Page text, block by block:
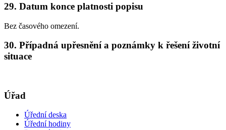
29. Datum konce platnosti popisu
Bez časového omezení.
30. Případná upřesnění a poznámky k řešení životní
situace
Úřad
Úřední deska
Úřední hodiny